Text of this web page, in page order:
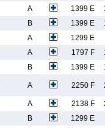
A 1399 E
B 1399 E
A
1299 E
A 1797 F
B 1399 E
A 2250 F
A 2138 F
B
1299 E